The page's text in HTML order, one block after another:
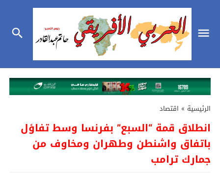
الرئيسية » اقتصاد
انطلاق قمة “السبع” بفرنسا وسط تفاؤل
باتفاق واشنطن وطهران ومخاوف من
جمارك ترامب